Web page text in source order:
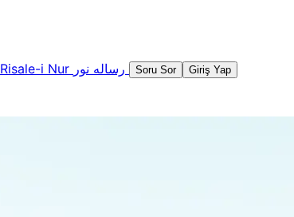
Risale-i Nur Soru Sor Giriş Yap